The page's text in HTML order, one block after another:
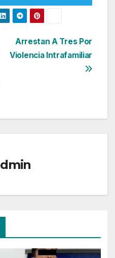
Arrestan A Tres Por
Violencia Intrafamiliar